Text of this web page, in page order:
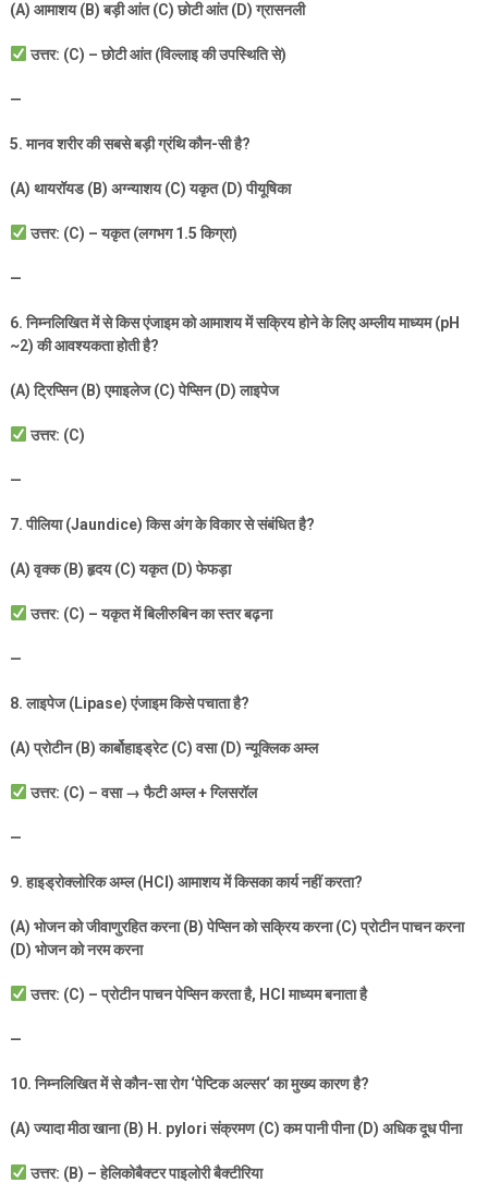
(A) आमाशय (B)बड़ी आंत (C)छोटी आंत (D)ग्रासनली
उत्तर: (C) –छोटी आंत (विल्लाइ की उपस्थिति से)
—
5.मानव शरीर की सबसे बड़ी ग्रंथि कौन-सी है?
(A) थायरॉयड (B) अग्न्याशय (C)यकृत (D)पीयूषिका
उत्तर: (C) –यकृत (लगभग1.5किग्रा)
—
6.निम्नलिखित में से किस एंजाइम को आमाशय में सक्रिय होने के लिए अम्लीय माध्यम (pH
~2)की आवश्यकता होती है?
(A)ट्रिप्सिन (B)एमाइलेज (C)पेप्सिन (D)लाइपेज
उत्तर: (C)
—
7.पीलिया (Jaundice)किस अंग के विकार से संबंधित है?
(A)वृक्क (B)हृदय (C)यकृत (D)फेफड़ा
उत्तर: (C) –यकृत में बिलीरुबिन का स्तर बढ़ना
—
8.लाइपेज (Lipase)एंजाइम किसे पचाता है?
(A)प्रोटीन (B)कार्बोहाइड्रेट (C)वसा (D)न्यूक्लिक अम्ल
उत्तर: (C) –वसा→फैटी अम्ल + ग्लिसरॉल
—
9.हाइड्रोक्लोरिक अम्ल (HCl) आमाशय में किसका कार्य नहीं करता?
(A) भोजन को जीवाणुरहित करना (B)पेप्सिन को सक्रिय करना (C)प्रोटीन पाचन करना
(D) भोजन को नरम करना
उत्तर: (C) –प्रोटीन पाचन पेप्सिन करता है, HClमाध्यम बनाता है
—
10.निम्नलिखित में से कौन-सा रोग‘पेप्टिक अल्सर‘का मुख्य कारण है?
(A)ज्यादा मीठा खाना (B) H. pyloriसंक्रमण (C)कम पानी पीना (D) अधिक दूध पीना
उत्तर: (B) –हेलिकोबैक्टर पाइलोरी बैक्टीरिया